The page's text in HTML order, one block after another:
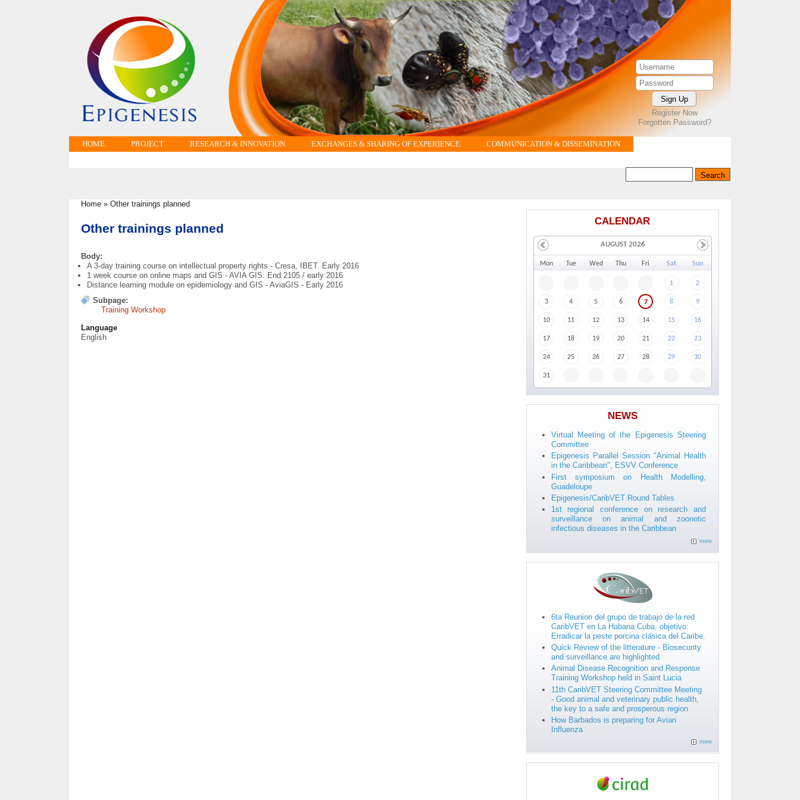
Register Now
Forgotten Password?
HOME PROJECT RESEARCH & INNOVATION EXCHANGES & SHARING OF EXPERIENCE COMMUNICATION & DISSEMINATION
You are here
Home »Other trainings planned
Other trainings planned
Body:
A 3-day training course on intellectual property rights - Cresa, IBET. Early 2016
1 week course on online maps and GIS - AVIA GIS. End 2105 / early 2016
Distance learning module on epidemiology and GIS - AviaGIS - Early 2016
Subpage:
Training Workshop
Language
English
CALENDAR
Mon Tue Wed Thu Fri Sat Sun
1 2
3 4 5 6 7 8 9
10 11 12 13 14 15 16
17 18 19 20 21 22 23
24 25 26 27 28 29 30
31
AUGUST 2026
NEWS
Virtual Meeting of the Epigenesis Steering
Committee
Epigenesis Parallel Session "Animal Health
in the Caribbean", ESVV Conference
First symposium on Health Modelling,
Guadeloupe
Epigenesis/CaribVET Round Tables
1st regional conference on research and
surveillance on animal and zoonotic
infectious diseases in the Caribbean
more
6ta Reunion del grupo de trabajo de la red
CaribVET en La Habana Cuba, objetivo:
Erradicar la peste porcina clásica del Caribe.
Quick Review of the litterature - Biosecurity
and surveillance are highlighted
Animal Disease Recognition and Response
Training Workshop held in Saint Lucia
11th CaribVET Steering Committee Meeting
- Good animal and veterinary public health,
the key to a safe and prosperous region
How Barbados is preparing for Avian
Influenza
more